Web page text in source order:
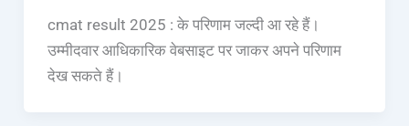
cmat result 2025 : के परिणाम जल्दी आ रहे हैं।
उम्मीदवार आधिकारिक वेबसाइट पर जाकर अपने परिणाम
देख सकते हैं।